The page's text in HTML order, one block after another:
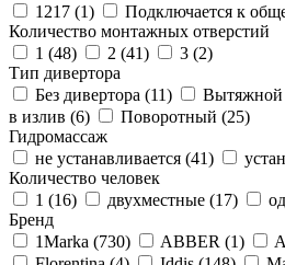
1217 (1) Подключается к
Количество монтажных отверстий
1 (48) 2 (41) 3 (2)
Тип дивертора
Без дивертора (11) Вытяжной
в излив (6) Поворотный (25)
Гидромассаж
не устанавливается (41)
Количество человек
1 (16) двухместные (17)
Бренд
1Marka (730) ABBER (1)